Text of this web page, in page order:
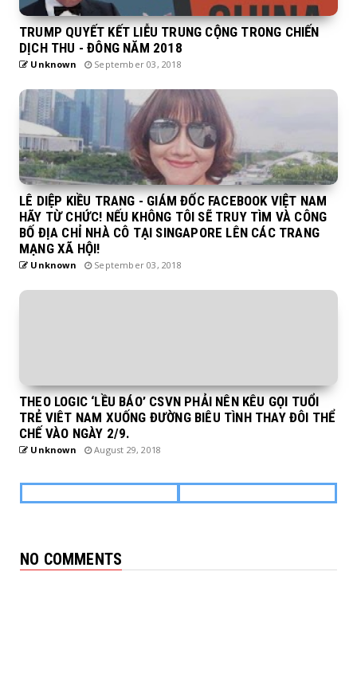
TRUMP QUYẾT KẾT LIỄU TRUNG CỘNG TRONG CHIẾN
DỊCH THU - ĐÔNG NĂM 2018
Unknown September 03, 2018
LÊ DIỆP KIỀU TRANG - GIÁM ĐỐC FACEBOOK VIỆT NAM
HÃY TỪ CHỨC! NẾU KHÔNG TÔI SẼ TRUY TÌM VÀ CÔNG
BỐ ĐỊA CHỈ NHÀ CÔ TẠI SINGAPORE LÊN CÁC TRANG
MẠNG XÃ HỘI!
Unknown September 03, 2018
THEO LOGIC ‘LỀU BÁO’ CSVN PHẢI NÊN KÊU GỌI TUỔI
TRẺ VIÊT NAM XUỐNG ĐƯỜNG BIÊU TÌNH THAY ĐÔI THỂ
CHẾ VÀO NGÀY 2/9.
Unknown August 29, 2018
NO COMMENTS